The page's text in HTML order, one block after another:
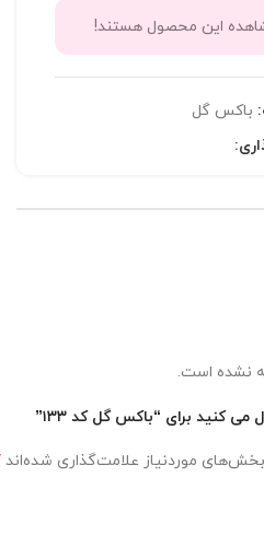
این محصول هستند!
باکس گل
نشده است.
کنید برای “باکس گل کد ۱۳۳”
بخش‌های موردنیاز علامت‌گذاری شده‌اند